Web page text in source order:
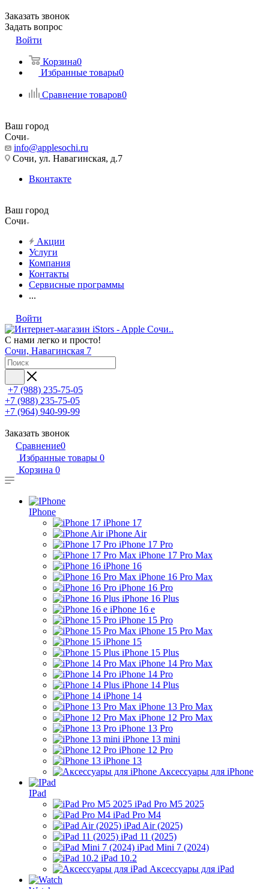
Заказать звонок
Задать вопрос
Войти
Корзина0
Избранные товары0
Сравнение товаров0
Ваш город
Сочи
info@applesochi.ru
Сочи, ул. Навагинская, д.7
Вконтакте
Ваш город
Сочи
Акции
Услуги
Компания
Контакты
Сервисные программы
...
Войти
С нами легко и просто!
Сочи, Навагинская 7
+7 (988) 235-75-05
+7 (988) 235-75-05
+7 (964) 940-99-99
Заказать звонок
Сравнение0
Избранные товары 0
Корзина 0
IPhone
iPhone 17
iPhone Air
iPhone 17 Pro
iPhone 17 Pro Max
iPhone 16
iPhone 16 Pro Max
iPhone 16 Pro
iPhone 16 Plus
iPhone 16 e
iPhone 15 Pro
iPhone 15 Pro Max
iPhone 15
iPhone 15 Plus
iPhone 14 Pro Max
iPhone 14 Pro
iPhone 14 Plus
iPhone 14
iPhone 13 Pro Max
iPhone 12 Pro Max
iPhone 13 Pro
iPhone 13 mini
iPhone 12 Pro
iPhone 13
Аксессуары для iPhone
IPad
iPad Pro M5 2025
iPad Pro M4
iPad Air (2025)
iPad 11 (2025)
iPad Mini 7 (2024)
iPad 10.2
Аксессуары для iPad